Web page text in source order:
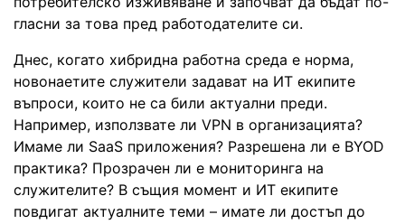
гласни за това пред работодателите си.
Днес, когато хибридна работна среда е норма,
новонаетите служители задават на ИТ екипите
въпроси, които не са били актуални преди.
Например, използвате ли VPN в организацията?
Имаме ли SaaS приложения? Разрешена ли е BYOD
практика? Прозрачен ли е мониторинга на
служителите? В същия момент и ИТ екипите
повдигат актуалните теми – имате ли достъп до